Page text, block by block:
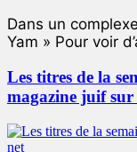
Dans un
Yam » Pour voir
Les titres de la
magazine juif sur